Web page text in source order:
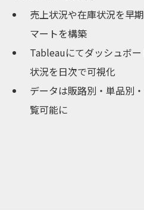
売上状況や在庫状況を早
マートを構築
Tableauにてダッシュボ
状況を日次で可視化
データは販路別・単品別
覧可能に